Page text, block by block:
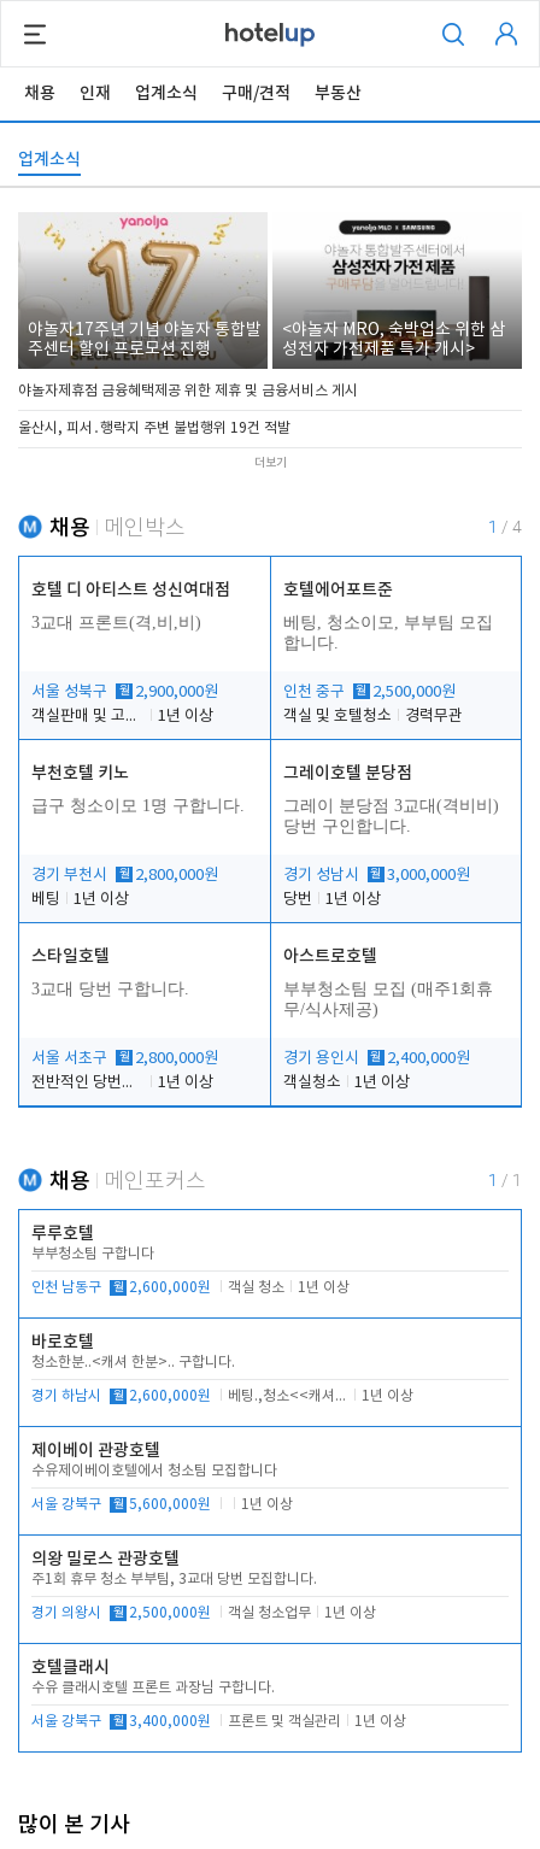
채용 인재 업계소식 구매/견적 부동산
업계소식
야놀자17주년 기념 야놀자 통합발
주센터 할인 프로모션 진행
<야놀자 MRO, 숙박업소 위한 삼
성전자 가전제품 특가 개시>
야놀자제휴점 금융혜택제공 위한 제휴 및 금융서비스 게시
울산시, 피서․행락지 주변 불법행위 19건 적발
더보기
채용 메인박스 1 / 4
호텔 디 아티스트 성신여대점
3교대 프론트(격,비,비)
서울 성북구 월 2,900,000원
객실판매 및 고객응대
1년 이상
호텔에어포트준
베팅, 청소이모, 부부팀 모집
합니다.
인천 중구 월 2,500,000원
객실 및 호텔청소
경력무관
부천호텔 키노
급구 청소이모 1명 구합니다.
경기 부천시 월 2,800,000원
베팅
1년 이상
그레이호텔 분당점
그레이 분당점 3교대(격비비)
당번 구인합니다.
경기 성남시 월 3,000,000원
당번
1년 이상
스타일호텔
3교대 당번 구합니다.
서울 서초구 월 2,800,000원
전반적인 당번업무
1년 이상
아스트로호텔
부부청소팀 모집 (매주1회휴
무/식사제공)
경기 용인시 월 2,400,000원
객실청소
1년 이상
채용 메인포커스 1 / 1
루루호텔
부부청소팀 구합니다
인천 남동구 월 2,600,000원 객실 청소 1년 이상
바로호텔
청소한분..<캐셔 한분>.. 구합니다.
경기 하남시 월 2,600,000원 베팅.,청소<<캐셔 모셔봅니다. 1년 이상
제이베이 관광호텔
수유제이베이호텔에서 청소팀 모집합니다
서울 강북구 월 5,600,000원 1년 이상
의왕 밀로스 관광호텔
주1회 휴무 청소 부부팀, 3교대 당번 모집합니다.
경기 의왕시 월 2,500,000원 객실 청소업무 1년 이상
호텔클래시
수유 클래시호텔 프론트 과장님 구합니다.
서울 강북구 월 3,400,000원 프론트 및 객실관리 1년 이상
많이 본 기사